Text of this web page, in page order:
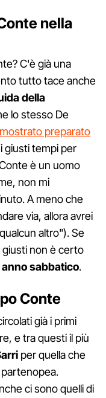
nella
C'è già una
tutto tace anche
della
lo stesso De
preparato
giusti tempi per
è un uomo
non mi
A meno che
via, allora avrei
altro"). Se
non è certo
anno sabbatico.
Conte
già i primi
e tra questi il più
per quella che
ci sono quelli di